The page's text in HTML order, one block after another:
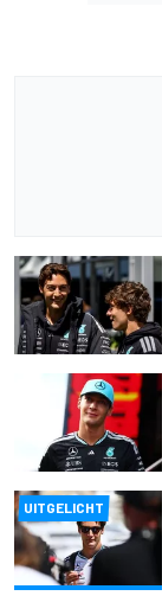
UITGELICHT